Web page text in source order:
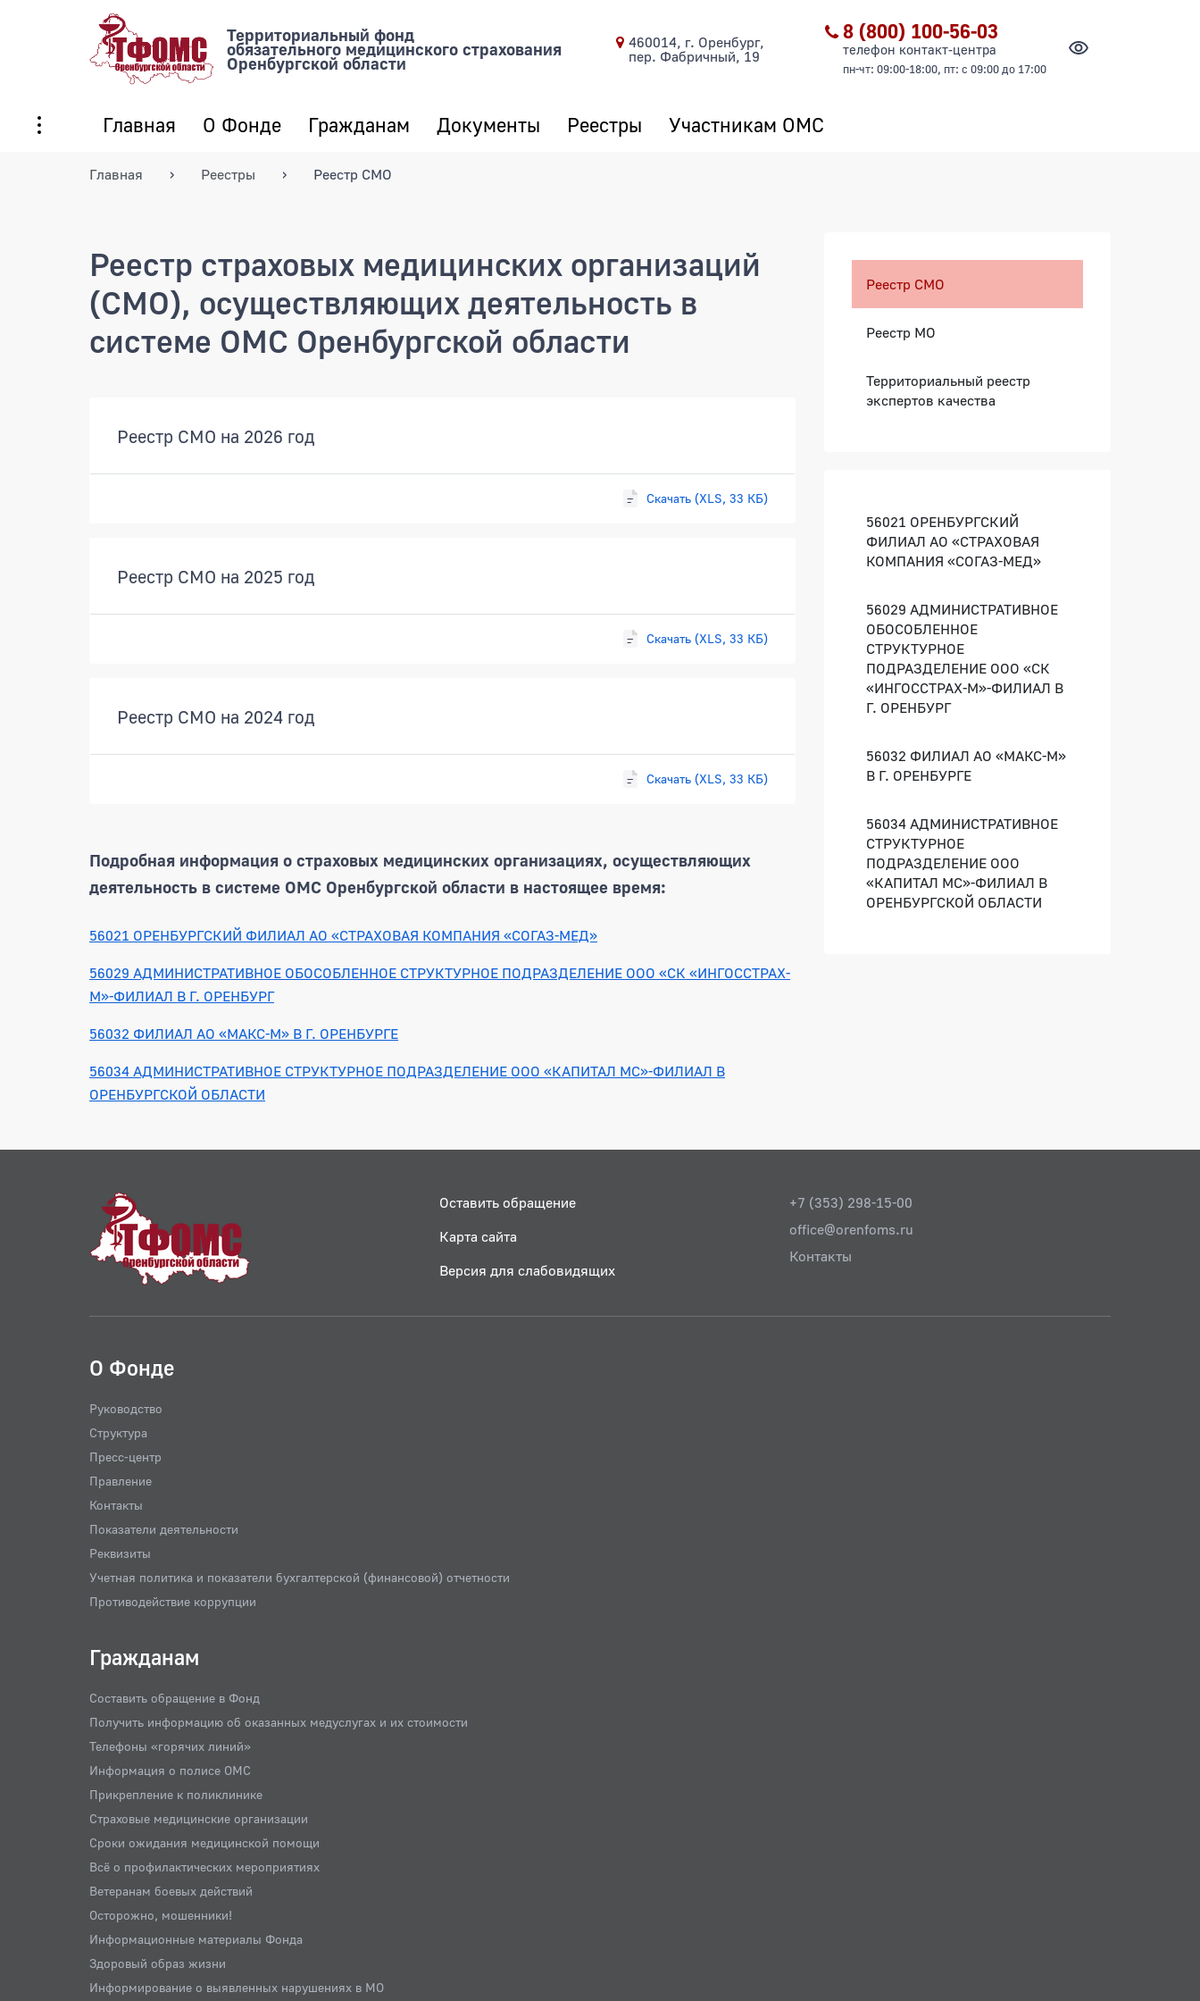
Территориальный фонд
обязательного медицинского страхования
Оренбургской области
460014, г. Оренбург,
пер. Фабричный, 19
8 (800) 100-56-03
телефон контакт-центра
пн-чт: 09:00-18:00, пт: с 09:00 до 17:00
Главная О Фонде Гражданам Документы Реестры Участникам ОМС
Главная Реестры Реестр СМО
Реестр страховых медицинских организаций
(СМО), осуществляющих деятельность в
системе ОМС Оренбургской области
Реестр СМО на 2026 год
Скачать (XLS, 33 КБ)
Реестр СМО на 2025 год
Скачать (XLS, 33 КБ)
Реестр СМО на 2024 год
Скачать (XLS, 33 КБ)
Подробная информация о страховых медицинских организациях, осуществляющих
деятельность в системе ОМС Оренбургской области в настоящее время:
56021 ОРЕНБУРГСКИЙ ФИЛИАЛ АО «СТРАХОВАЯ КОМПАНИЯ «СОГАЗ-МЕД»
56029 АДМИНИСТРАТИВНОЕ ОБОСОБЛЕННОЕ СТРУКТУРНОЕ ПОДРАЗДЕЛЕНИЕ ООО «СК «ИНГОССТРАХ-
М»-ФИЛИАЛ В Г. ОРЕНБУРГ
56032 ФИЛИАЛ АО «МАКС-М» В Г. ОРЕНБУРГЕ
56034 АДМИНИСТРАТИВНОЕ СТРУКТУРНОЕ ПОДРАЗДЕЛЕНИЕ ООО «КАПИТАЛ МС»-ФИЛИАЛ В
ОРЕНБУРГСКОЙ ОБЛАСТИ
Реестр СМО
Реестр МО
Территориальный реестр
экспертов качества
56021 ОРЕНБУРГСКИЙ
ФИЛИАЛ АО «СТРАХОВАЯ
КОМПАНИЯ «СОГАЗ-МЕД»
56029 АДМИНИСТРАТИВНОЕ
ОБОСОБЛЕННОЕ
СТРУКТУРНОЕ
ПОДРАЗДЕЛЕНИЕ ООО «СК
«ИНГОССТРАХ-М»-ФИЛИАЛ В
Г. ОРЕНБУРГ
56032 ФИЛИАЛ АО «МАКС-М»
В Г. ОРЕНБУРГЕ
56034 АДМИНИСТРАТИВНОЕ
СТРУКТУРНОЕ
ПОДРАЗДЕЛЕНИЕ ООО
«КАПИТАЛ МС»-ФИЛИАЛ В
ОРЕНБУРГСКОЙ ОБЛАСТИ
Оставить обращение
Карта сайта
Версия для слабовидящих
+7 (353) 298-15-00
office@orenfoms.ru
Контакты
О Фонде
Руководство
Структура
Пресс-центр
Правление
Контакты
Показатели деятельности
Реквизиты
Учетная политика и показатели бухгалтерской (финансовой) отчетности
Противодействие коррупции
Гражданам
Составить обращение в Фонд
Получить информацию об оказанных медуслугах и их стоимости
Телефоны «горячих линий»
Информация о полисе ОМС
Прикрепление к поликлинике
Страховые медицинские организации
Сроки ожидания медицинской помощи
Всё о профилактических мероприятиях
Ветеранам боевых действий
Осторожно, мошенники!
Информационные материалы Фонда
Здоровый образ жизни
Информирование о выявленных нарушениях в МО